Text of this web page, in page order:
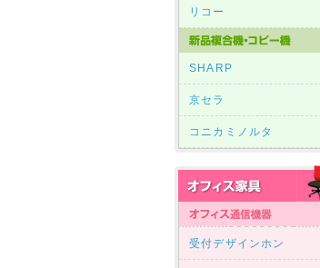
リコー
SHARP
京セラ
コニカミノルタ
受付デザインホン